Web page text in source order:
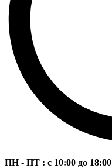
ПН - ПТ : с 10:00 до 18:00